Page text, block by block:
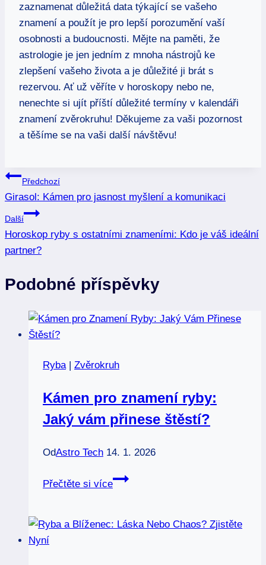
zaznamenat‌ důležitá data ​týkající‌ se⁤ vašeho
znamení a použít je pro lepší porozumění vaší
⁤osobnosti a budoucnosti. Mějte na paměti,​ že
astrologie je jen jedním z ⁤mnoha nástrojů ke
zlepšení vašeho‍ života ⁢a je důležité ji brát s
rezervou. Ať už věříte v horoskopy nebo ne,
nenechte si ujít příští důležité termíny ⁤v kalendáři
znamení zvěrokruhu! Děkujeme⁣ za vaši pozornost
⁤a těšíme ⁤se na‍ vaši další návštěvu!
Navigace
pro
příspěvek
Předchozí
Girasol: Kámen pro jasnost myšlení a komunikaci
Další
Horoskop ryby s ostatními znameními: Kdo je váš ideální
partner?
Podobné příspěvky
Ryba| Zvěrokruh
Kámen pro znamení ryby:
Jaký vám přinese štěstí?
OdAstro Tech 14. 1. 2026
Přečtěte si více
Kámen
ryby: